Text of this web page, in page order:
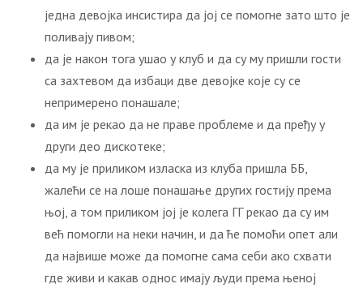
једна девојка инсистира да јој се помогне зато што је
поливају пивом;
да је након тога ушао у клуб и да су му пришли гости
са захтевом да избаци две девојке које су се
непримерено понашале;
да им је рекао да не праве проблеме и да пређу у
други део дискотеке;
да му је приликом изласка из клуба пришла ББ,
жалећи се на лоше понашање других гостију према
њој, а том приликом јој је колега ГГ рекао да су им
већ помогли на неки начин, и да ће помоћи опет али
да највише може да помогне сама себи ако схвати
где живи и какав однос имају људи према њеној